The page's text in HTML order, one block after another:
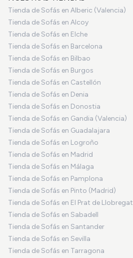
Tienda de Sofás en Alberic (Valencia)
Tienda de Sofás en Alcoy
Tienda de Sofás en Elche
Tienda de Sofás en Barcelona
Tienda de Sofás en Bilbao
Tienda de Sofás en Burgos
Tienda de Sofás en Castellón
Tienda de Sofás en Denia
Tienda de Sofás en Donostia
Tienda de Sofás en Gandia (Valencia)
Tienda de Sofás en Guadalajara
Tienda de Sofás en Logroño
Tienda de Sofás en Madrid
Tienda de Sofás en Málaga
Tienda de Sofás en Pamplona
Tienda de Sofás en Pinto (Madrid)
Tienda de Sofás en El Prat de Llobregat
Tienda de Sofás en Sabadell
Tienda de Sofás en Santander
Tienda de Sofás en Sevilla
Tienda de Sofás en Tarragona